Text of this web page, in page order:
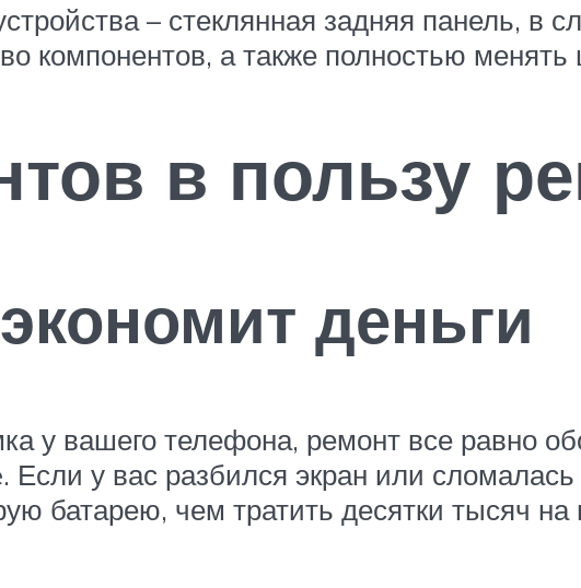
– стеклянная задняя панель, в
компонентов, а также полностью менять
в пользу
деньги
у вашего телефона, ремонт все равно
у вас разбился экран или
батарею, чем тратить десятки тысяч